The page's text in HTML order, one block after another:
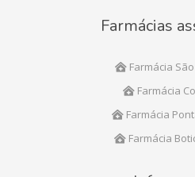
Farmácias
Farmácia
Farmácia
Farmácia
Farmácia